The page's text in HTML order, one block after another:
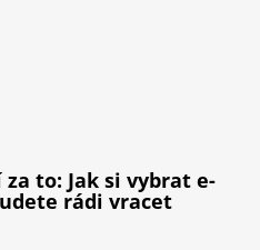
to: Jak si vybrat e-
rádi vracet